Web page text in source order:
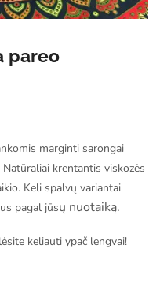
pareo
marginti sarongai
Natūraliai krentantis viskozės
Keli spalvų variantai
pagal jūsų nuotaiką.
keliauti ypač lengvai!